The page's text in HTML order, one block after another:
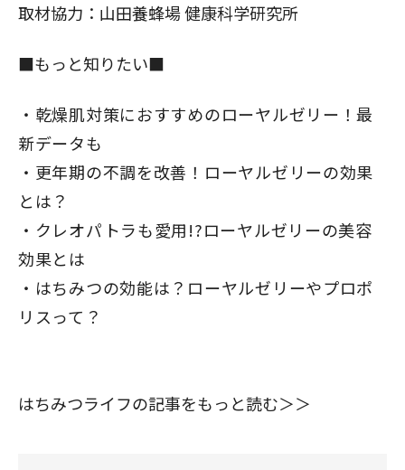
取材協力： 山田養蜂場 健康科学研究所
■もっと知りたい■
乾燥肌対策におすすめのローヤルゼリー！最
新データも
更年期の不調を改善！ローヤルゼリーの効果
とは？
クレオパトラも愛用!?ローヤルゼリーの美容
効果とは
はちみつの効能は？ローヤルゼリーやプロポ
リスって？
はちみつライフの記事をもっと読む＞＞